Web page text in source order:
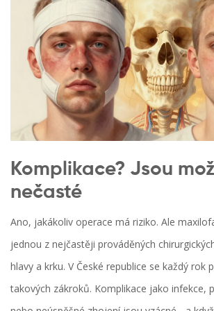
Komplikace? Jsou
nečasté
Ano, jakákoliv operace má riziko. Ale
jednou z nejčastěji prováděných
hlavy a krku. V České republice se každý rok
takových zákroků. Komplikace jako infekce,